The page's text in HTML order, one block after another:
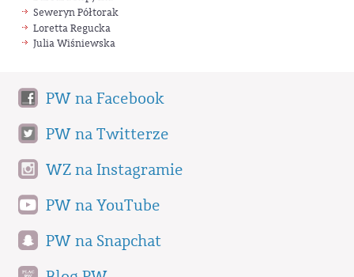
Seweryn Półtorak
Loretta Regucka
Julia Wiśniewska
PW na Facebook
PW na Twitterze
WZ na Instagramie
PW na YouTube
PW na Snapchat